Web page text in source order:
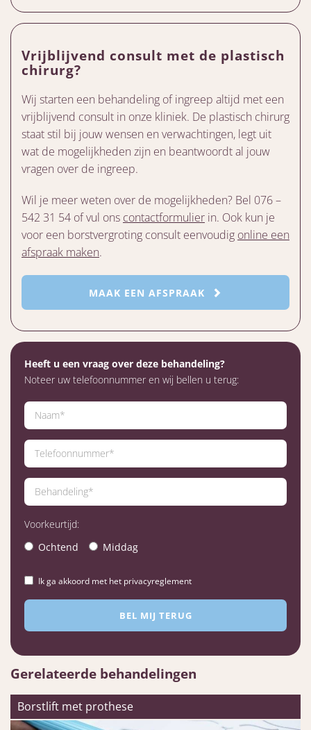
Vrijblijvend consult met de plastisch
chirurg?
Wij starten een behandeling of ingreep altijd met een
vrijblijvend consult in onze kliniek. De plastisch chirurg
staat stil bij jouw wensen en verwachtingen, legt uit
wat de mogelijkheden zijn en beantwoordt al jouw
vragen over de ingreep.
Wil je meer weten over de mogelijkheden? Bel 076 –
542 31 54 of vul ons contactformulier in. Ook kun je
voor een borstvergroting consult eenvoudig online een
afspraak maken.
MAAK EEN AFSPRAAK
Heeft u een vraag over deze behandeling?
Noteer uw telefoonnummer en wij bellen u terug:
Voorkeurtijd:
Ochtend
Middag
Ik ga akkoord met het privacyreglement
Gerelateerde behandelingen
Borstlift met prothese